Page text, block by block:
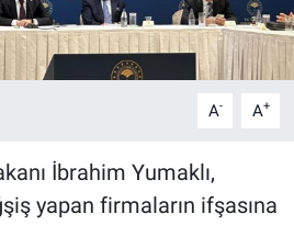
A- A+
İbrahim Yumaklı,
yapan firmaların ifşasına